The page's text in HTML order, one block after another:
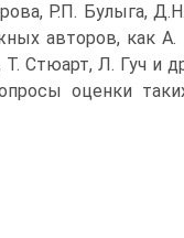
Р.П. Булыга,
авторов, как
Т. Стюарт, Л. Гуч и
оценки